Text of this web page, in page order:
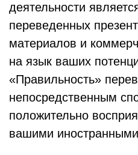
деятельности
переведенных
материалов и
на язык ваших
«Правильность»
непосредственным
положительно
вашими